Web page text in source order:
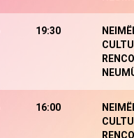
19:30
16:00